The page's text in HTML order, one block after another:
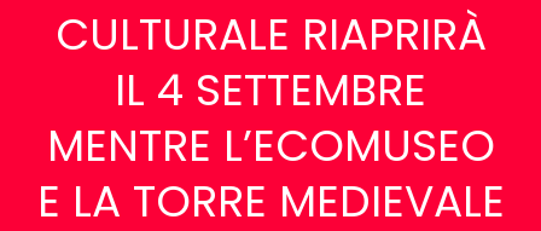
CULTURALE RIAPRIRÀ
IL 4 SETTEMBRE
MENTRE L’ECOMUSEO
E LA TORRE MEDIEVALE